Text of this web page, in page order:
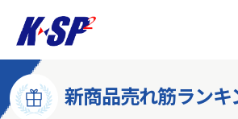
新商品売れ筋ランキ